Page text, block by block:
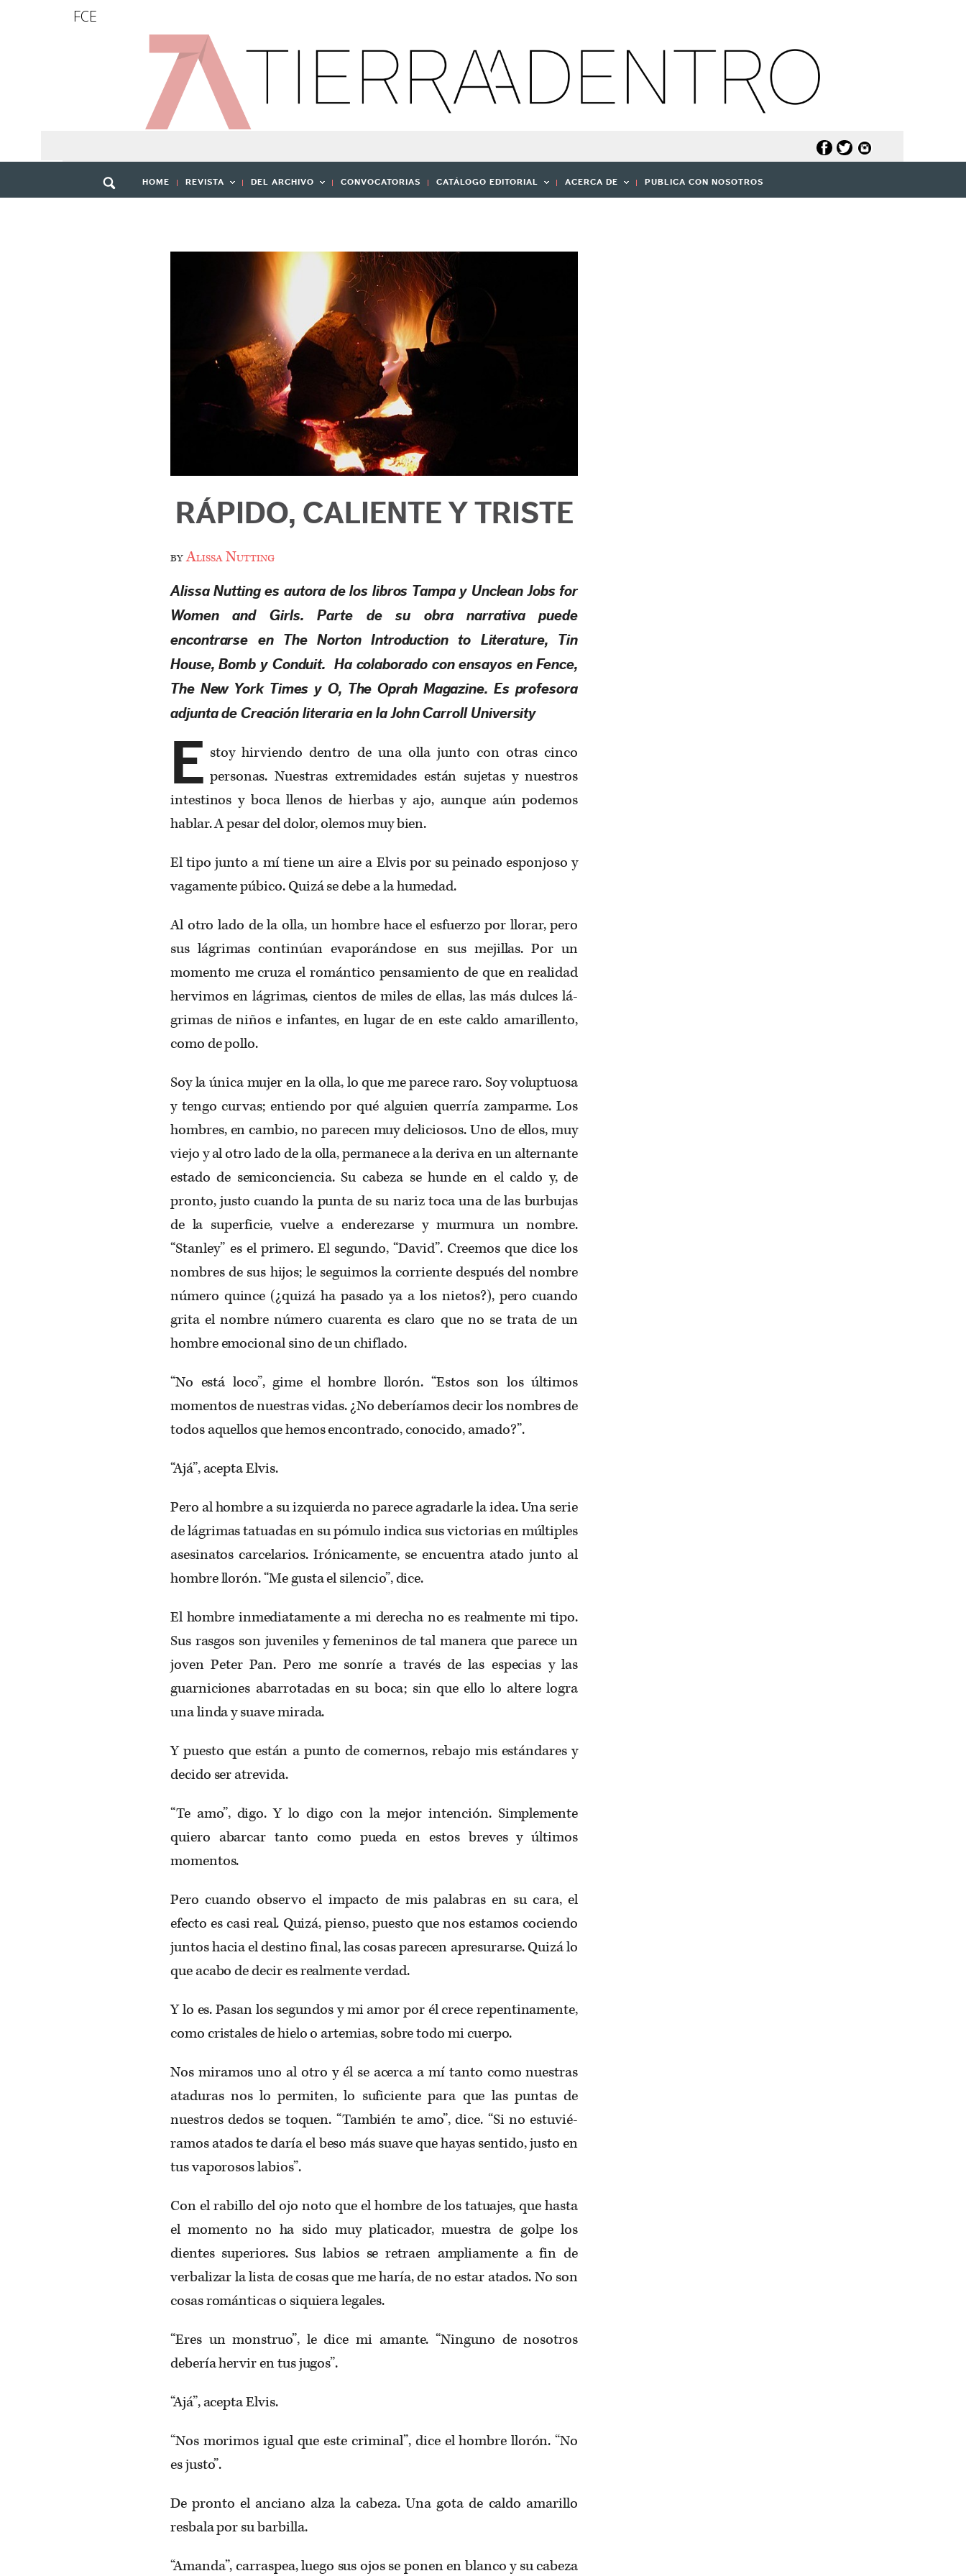
FCE
HOME REVISTA DEL ARCHIVO CONVOCATORIAS CATÁLOGO EDITORIAL ACERCA DE PUBLICA CON NOSOTROS
RÁPIDO, CALIENTE Y TRISTE
byAlissa Nutting
Alissa Nutting es autora de los libros Tampa y Unclean Jobs for
Women and Girls. Parte de su obra narrativa puede
encontrarse en The Norton Introduction to Literature, Tin
House,Bomb y Conduit. Ha colaborado con ensayos enFence,
The New York Times y O, The Oprah Magazine. Es profesora
adjunta de Creación literaria en la John Carroll University
E stoy hirviendo dentro de una olla junto con otras cinco
personas. Nuestras extremidades están sujetas y nuestros
intestinos y boca llenos de hierbas y ajo, aunque aún podemos
hablar. A pesar del dolor, olemos muy bien.
El tipo junto a mí tiene un aire a Elvis por su peinado esponjoso y
vagamente púbico. Quizá se debe a la humedad.
Al otro lado de la olla, un hombre hace el esfuerzo por llorar, pero
sus lágrimas continúan evaporándose en sus mejillas. Por un
momento me cruza el romántico pensamiento de que en realidad
hervimos en lágrimas, cientos de miles de ellas, las más dulces lá­
grimas de niños e infantes, en lugar de en este caldo amarillento,
como de pollo.
Soy la única mujer en la olla, lo que me parece raro. Soy volup­tuosa
y tengo curvas; entiendo por qué alguien querría zampar­me. Los
hombres, en cambio, no parecen muy deliciosos. Uno de ellos, muy
viejo y al otro lado de la olla, permanece a la deriva en un alternante
estado de semiconciencia. Su cabeza se hunde en el caldo y, de
pronto, justo cuando la punta de su nariz toca una de las burbujas
de la superficie, vuelve a enderezarse y murmura un nombre.
“Stanley” es el primero. El segundo, “David”. Creemos que dice los
nombres de sus hijos; le seguimos la corriente después del nombre
número quince (¿quizá ha pasado ya a los nietos?), pero cuando
grita el nombre número cuarenta es claro que no se trata de un
hombre emocional sino de un chiflado.
“No está loco”, gime el hombre llorón. “Estos son los últimos
momentos de nuestras vidas. ¿No deberíamos decir los nombres de
todos aquellos que hemos encontrado, conocido, amado?”.
“Ajá”, acepta Elvis.
Pero al hombre a su izquierda no parece agradarle la idea. Una serie
de lágrimas tatuadas en su pómulo indica sus victorias en múltiples
asesinatos carcelarios. Irónicamente, se encuentra atado junto al
hombre llorón. “Me gusta el silencio”, dice.
El hombre inmediatamente a mi derecha no es realmente mi tipo.
Sus rasgos son juveniles y femeninos de tal manera que pa­rece un
joven Peter Pan. Pero me sonríe a través de las especias y las
guarniciones abarrotadas en su boca; sin que ello lo altere logra
una linda y suave mirada.
Y puesto que están a punto de comernos, rebajo mis estándares y
decido ser atrevida.
“Te amo”, digo. Y lo digo con la mejor intención. Simplemente
quiero abarcar tanto como pueda en estos breves y últimos
momentos.
Pero cuando observo el impacto de mis palabras en su cara, el
efecto es casi real. Quizá, pienso, puesto que nos estamos cocien­do
juntos hacia el destino final, las cosas parecen apresurarse. Quizá lo
que acabo de decir es realmente verdad.
Y lo es. Pasan los segundos y mi amor por él crece repentina­mente,
como cristales de hielo o artemias, sobre todo mi cuerpo.
Nos miramos uno al otro y él se acerca a mí tanto como nues­tras
ataduras nos lo permiten, lo suficiente para que las puntas de
nuestros dedos se toquen. “También te amo”, dice. “Si no estuvié­
ramos atados te daría el beso más suave que hayas sentido, justo en
tus vaporosos labios”.
Con el rabillo del ojo noto que el hombre de los tatuajes, que hasta
el momento no ha sido muy platicador, muestra de golpe los
dientes superiores. Sus labios se retraen ampliamente a fin de
verbalizar la lista de cosas que me haría, de no estar atados. No son
cosas románticas o siquiera legales.
“Eres un monstruo”, le dice mi amante. “Ninguno de nosotros
debería hervir en tus jugos”.
“Ajá”, acepta Elvis.
“Nos morimos igual que este criminal”, dice el hombre llorón. “No
es justo”.
De pronto el anciano alza la cabeza. Una gota de caldo amarillo
resbala por su barbilla.
“Amanda”, carraspea, luego sus ojos se ponen en blanco y su cabeza